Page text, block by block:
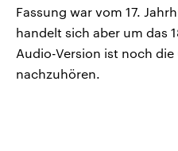
Fassung war vom 17.
handelt sich aber um das
Audio-Version ist noch
nachzuhören.